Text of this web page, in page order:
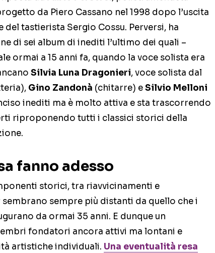
da Piero Cassano nel 1998 dopo l’uscita
del tastierista Sergio Cossu. Perversi, ha
di sei album di inediti l’ultimo dei quali –
ormai a 15 anni fa, quando la voce solista era
Silvia Luna Dragonieri, voce solista dal
Gino Zandonà (chitarre) eSilvio Melloni
inediti ma è molto attiva e sta trascorrendo
riproponendo tutti i classici storici della
fanno adesso
storici, tra riavvicinamenti e
sembrano sempre più distanti da quello che i
da ormai 35 anni. E dunque un
fondatori ancora attivi ma lontani e
artistiche individuali. Una eventualità resa